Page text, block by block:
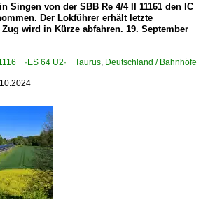
Singen von der SBB Re 4/4 II 11161 den IC
Der Lokführer erhält letzte
wird in Kürze abfahren. 19. September
·ES 64 U2· Taurus, Deutschland / Bahnhöfe